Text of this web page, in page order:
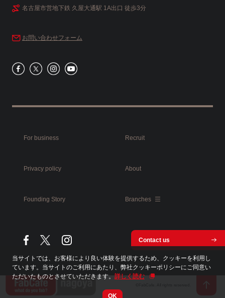
当サイトでは、お客様により良い体験を提供するため、クッキーを利用し
ています。当サイトのご利用にあたり、弊社クッキーポリシーにご同意い
ただいたものとさせていただきます。 詳しく読む
OK
名古屋市営地下鉄 久屋大通駅 1A出口 徒歩3分
お問い合わせフォーム
For business Recruit
Privacy policy About
Founding Story Branches
Contact us